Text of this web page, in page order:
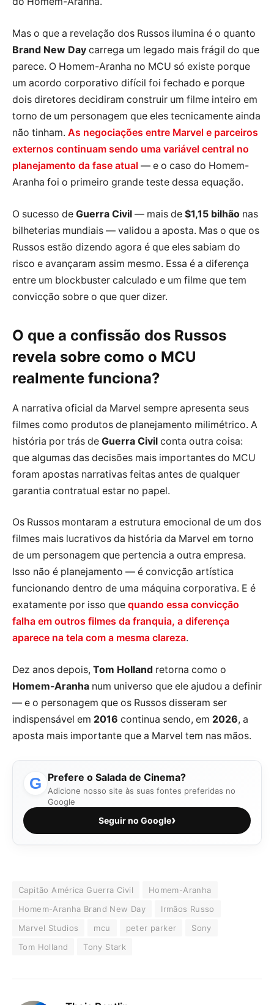
Mas o que a revelação dos Russos ilumina é o quanto
Brand New Day carrega um legado mais frágil do que
parece. O Homem-Aranha no MCU só existe porque
um acordo corporativo difícil foi fechado e porque
dois diretores decidiram construir um filme inteiro em
torno de um personagem que eles tecnicamente ainda
não tinham. As negociações entre Marvel e parceiros
externos continuam sendo uma variável central no
planejamento da fase atual — e o caso do Homem-
Aranha foi o primeiro grande teste dessa equação.
O sucesso de Guerra Civil — mais de $1,15 bilhão nas
bilheterias mundiais — validou a aposta. Mas o que os
Russos estão dizendo agora é que eles sabiam do
risco e avançaram assim mesmo. Essa é a diferença
entre um blockbuster calculado e um filme que tem
convicção sobre o que quer dizer.
O que a confissão dos Russos
revela sobre como o MCU
realmente funciona?
A narrativa oficial da Marvel sempre apresenta seus
filmes como produtos de planejamento milimétrico. A
história por trás de Guerra Civil conta outra coisa:
que algumas das decisões mais importantes do MCU
foram apostas narrativas feitas antes de qualquer
garantia contratual estar no papel.
Os Russos montaram a estrutura emocional de um dos
filmes mais lucrativos da história da Marvel em torno
de um personagem que pertencia a outra empresa.
Isso não é planejamento — é convicção artística
funcionando dentro de uma máquina corporativa. E é
exatamente por isso que quando essa convicção
falha em outros filmes da franquia, a diferença
aparece na tela com a mesma clareza.
Dez anos depois, Tom Holland retorna como o
Homem-Aranha num universo que ele ajudou a definir
— e o personagem que os Russos disseram ser
indispensável em 2016 continua sendo, em 2026, a
aposta mais importante que a Marvel tem nas mãos.
G Prefere o Salada de Cinema?
Adicione nosso site às suas fontes preferidas no
Google
Seguir no Google›
Capitão América Guerra Civil
Homem-Aranha
Homem-Aranha Brand New Day
Irmãos Russo
Marvel Studios
mcu peter parker
Sony
Tom Holland
Tony Stark